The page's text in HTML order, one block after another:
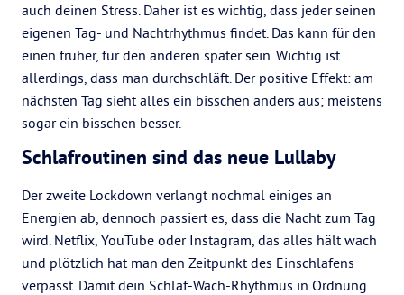
auch deinen Stress. Daher ist es wichtig, dass jeder seinen
eigenen Tag- und Nachtrhythmus findet. Das kann für den
einen früher, für den anderen später sein. Wichtig ist
allerdings, dass man durchschläft. Der positive Effekt: am
nächsten Tag sieht alles ein bisschen anders aus; meistens
sogar ein bisschen besser.
Schlafroutinen sind das neue Lullaby
Der zweite Lockdown verlangt nochmal einiges an
Energien ab, dennoch passiert es, dass die Nacht zum Tag
wird. Netflix, YouTube oder Instagram, das alles hält wach
und plötzlich hat man den Zeitpunkt des Einschlafens
verpasst. Damit dein Schlaf-Wach-Rhythmus in Ordnung